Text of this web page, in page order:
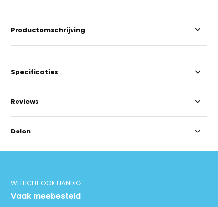
Productomschrijving
Specificaties
Reviews
Delen
WELLICHT OOK HANDIG
Vaak meebesteld